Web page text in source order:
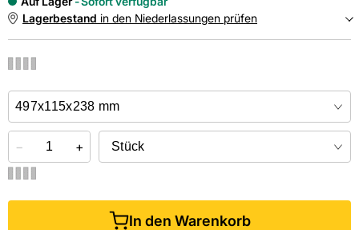
Lagerbestand in den Niederlassungen prüfen
Online kaufen &
− +
In den Warenkorb